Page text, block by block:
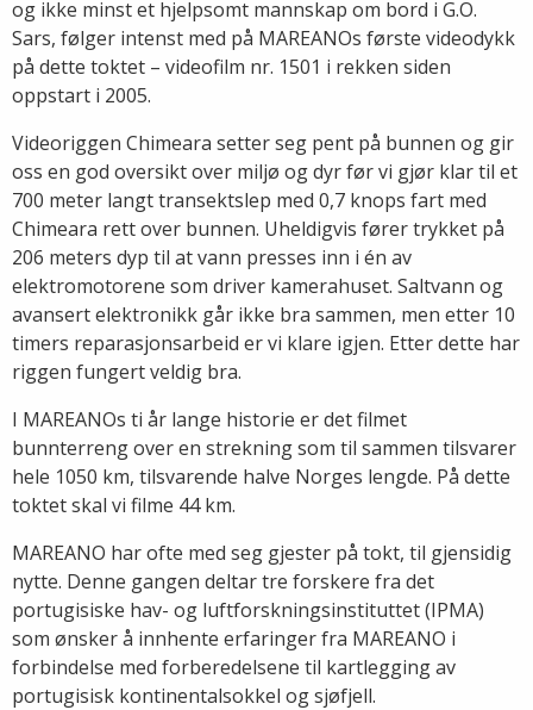
og ikke minst et hjelpsomt mannskap om bord i G.O.
Sars, følger intenst med på MAREANOs første videodykk
på dette toktet – videofilm nr. 1501 i rekken siden
oppstart i 2005.
Videoriggen Chimeara setter seg pent på bunnen og gir
oss en god oversikt over miljø og dyr før vi gjør klar til et
700 meter langt transektslep med 0,7 knops fart med
Chimeara rett over bunnen. Uheldigvis fører trykket på
206 meters dyp til at vann presses inn i én av
elektromotorene som driver kamerahuset. Saltvann og
avansert elektronikk går ikke bra sammen, men etter 10
timers reparasjonsarbeid er vi klare igjen. Etter dette har
riggen fungert veldig bra.
I MAREANOs ti år lange historie er det filmet
bunnterreng over en strekning som til sammen tilsvarer
hele 1050 km, tilsvarende halve Norges lengde. På dette
toktet skal vi filme 44 km.
MAREANO har ofte med seg gjester på tokt, til gjensidig
nytte. Denne gangen deltar tre forskere fra det
portugisiske hav- og luftforskningsinstituttet (IPMA)
som ønsker å innhente erfaringer fra MAREANO i
forbindelse med forberedelsene til kartlegging av
portugisisk kontinentalsokkel og sjøfjell.